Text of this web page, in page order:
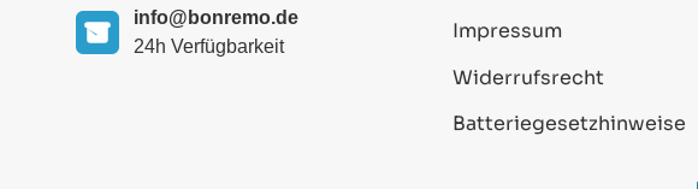
info@bonremo.de
24h Verfügbarkeit
Impressum
Widerrufsrecht
Batteriegesetzhinweise